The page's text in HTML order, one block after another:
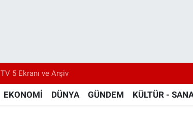
TV 5 Ekranı ve Arşiv
EKONOMİ DÜNYA GÜNDEM KÜLTÜR -